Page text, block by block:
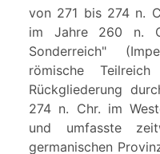
von 271 bis 274 n.
im Jahre 260 n.
Sonderreich"
römische
Rückgliederung
274 n. Chr. im
und umfasste
germanischen